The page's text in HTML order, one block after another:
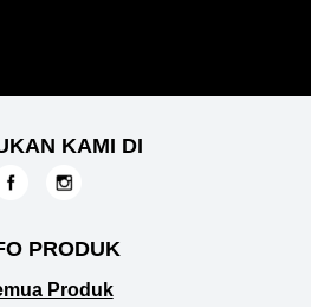
KAMI DI
PRODUK
Produk